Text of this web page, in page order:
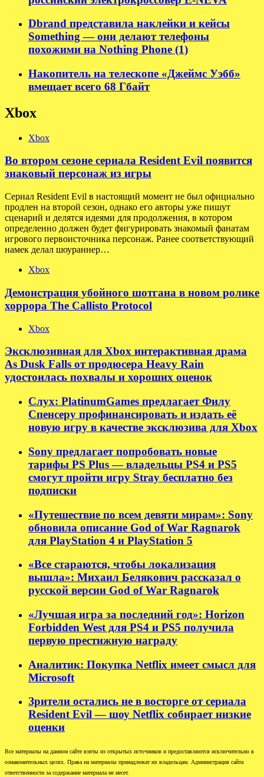
Dbrand представила наклейки и кейсы
Something — они делают телефоны
похожими на Nothing Phone (1)
Накопитель на телескопе «Джеймс Уэбб»
вмещает всего 68 Гбайт
Xbox
Xbox
Во втором сезоне сериала Resident Evil появится
знаковый персонаж из игры
Сериал Resident Evil в настоящий момент не был официально
продлен на второй сезон, однако его авторы уже пишут
сценарий и делятся идеями для продолжения, в котором
определенно должен будет фигурировать знакомый фанатам
игрового первоисточника персонаж. Ранее соответствующий
намек делал шоураннер…
Xbox
Демонстрация убойного шотгана в новом ролике
хоррора The Callisto Protocol
Xbox
Эксклюзивная для Xbox интерактивная драма
As Dusk Falls от продюсера Heavy Rain
удостоилась похвалы и хороших оценок
Слух: PlatinumGames предлагает Филу
Спенсеру профинансировать и издать её
новую игру в качестве эксклюзива для Xbox
Sony предлагает попробовать новые
тарифы PS Plus — владельцы PS4 и PS5
смогут пройти игру Stray бесплатно без
подписки
«Путешествие по всем девяти мирам»: Sony
обновила описание God of War Ragnarok
для PlayStation 4 и PlayStation 5
«Все стараются, чтобы локализация
вышла»: Михаил Белякович рассказал о
русской версии God of War Ragnarok
«Лучшая игра за последний год»: Horizon
Forbidden West для PS4 и PS5 получила
первую престижную награду
Аналитик: Покупка Netflix имеет смысл для
Microsoft
Зрители остались не в восторге от сериала
Resident Evil — шоу Netflix собирает низкие
оценки
Все материалы на данном сайте взяты из открытых источников и предоставляются исключительно в
ознакомительных целях. Права на материалы принадлежат их владельцам. Администрация сайта
ответственности за содержание материала не несет.